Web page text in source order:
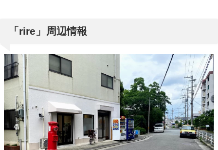
「rire」周辺情報